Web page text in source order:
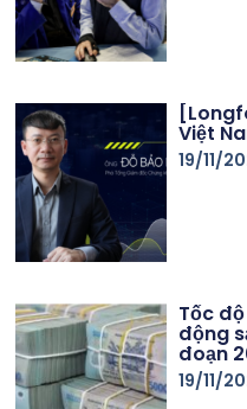
Việt
19/11/
Tốc
động
đoạn
19/11/